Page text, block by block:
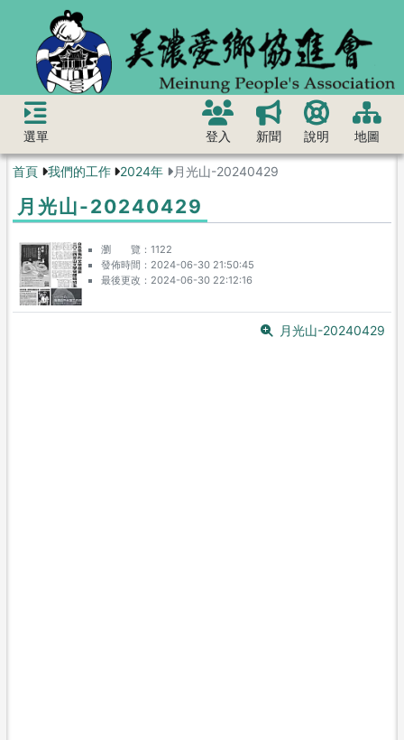
選單 登入 新聞 說明 地圖
首頁 我們的工作 2024年 月光山-20240429
月光山-20240429
瀏 覽
1122
發佈時間
2024-06-30 21:50:45
最後更改
2024-06-30 22:12:16
月光山-20240429